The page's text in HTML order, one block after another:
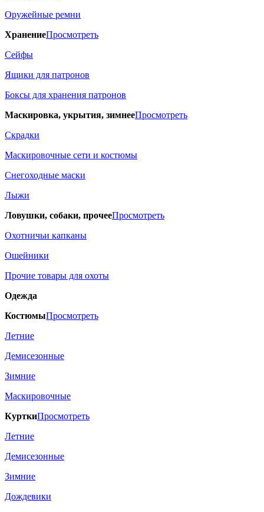
Оружейные ремни
ХранениеПросмотреть
Сейфы
Ящики для патронов
Боксы для хранения патронов
Маскировка, укрытия, зимнееПросмотреть
Скрадки
Маскировочные сети и костюмы
Снегоходные маски
Лыжи
Ловушки, собаки, прочееПросмотреть
Охотничьи капканы
Ошейники
Прочие товары для охоты
Одежда
КостюмыПросмотреть
Летние
Демисезонные
Зимние
Маскировочные
КурткиПросмотреть
Летние
Демисезонные
Зимние
Дождевики